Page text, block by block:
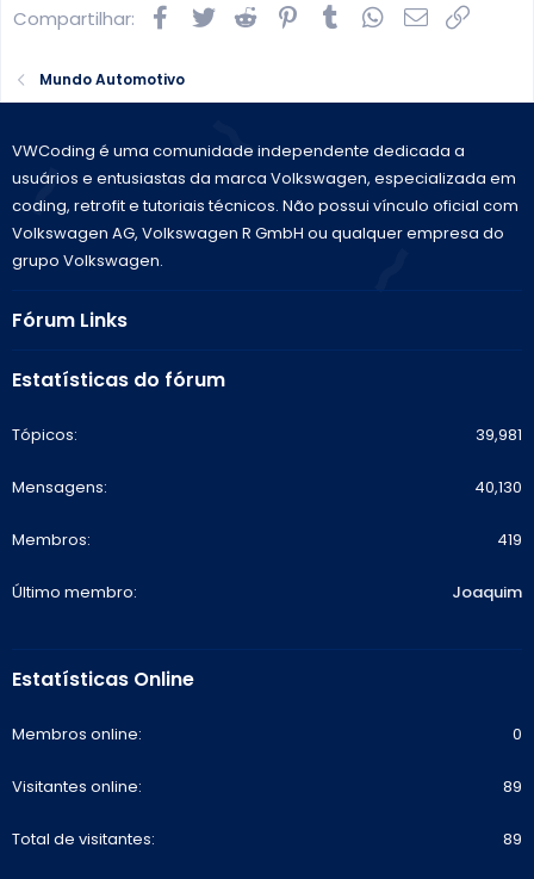
Compartilhar: FacebookTwitterReddit PinterestTumblrWhatsApp
E-mail
Mundo Automotivo
VWCoding é uma comunidade independente dedicada a
usuários e entusiastas da marca Volkswagen, especializada em
coding, retrofit e tutoriais técnicos. Não possui vínculo oficial com
Volkswagen AG, Volkswagen R GmbH ou qualquer empresa do
grupo Volkswagen.
Fórum Links
Estatísticas do fórum
Tópicos 39,981
Mensagens 40,130
Membros 419
Último membro Joaquim
Estatísticas Online
Membros online 0
Visitantes online 89
Total de visitantes 89